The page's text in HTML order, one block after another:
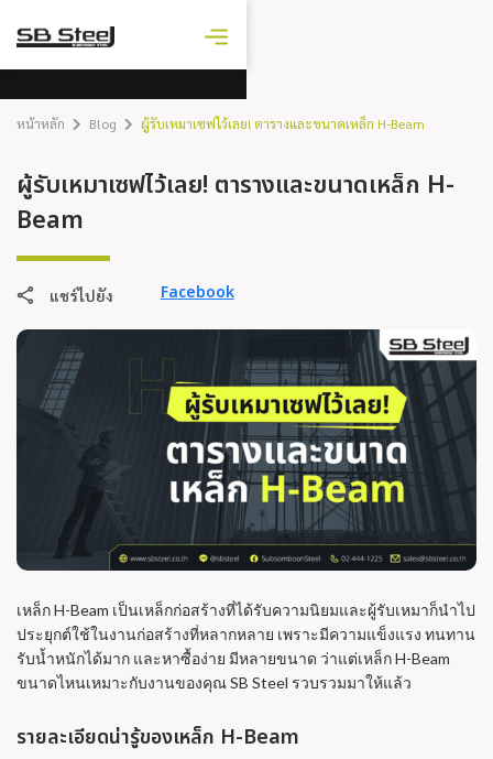
ราคาเหล็ก
หน้าหลัก Blog ผู้รับเหมาเซฟไว้เลย! ตารางและขนาดเหล็ก H-Beam
ผู้รับเหมาเซฟไว้เลย! ตารางและขนาดเหล็ก H-
Beam
แชร์ไปยัง Facebook
เหล็ก H-Beam เป็นเหล็กก่อสร้างที่ได้รับความนิยมและผู้รับเหมาก็นำไป
ประยุกต์ใช้ในงานก่อสร้างที่หลากหลาย เพราะมีความแข็งแรง ทนทาน
รับน้ำหนักได้มาก และหาซื้อง่าย มีหลายขนาด ว่าแต่เหล็ก H-Beam
ขนาดไหนเหมาะกับงานของคุณ SB Steel รวบรวมมาให้แล้ว
รายละเอียดน่ารู้ของเหล็ก H-Beam